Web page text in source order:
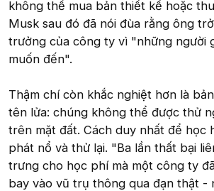
không thể mua bản thiết kế hoặc
Musk sau đó đã nói đùa rằng ông
trưởng của công ty vì "những người
muốn đến".
Thậm chí còn khắc nghiệt hơn là
tên lửa: chúng không thể được thử
trên mặt đất. Cách duy nhất để học
phát nổ và thử lại. "Ba lần thất bại
trưng cho học phí mà một công ty
bay vào vũ trụ thông qua đạn thật -